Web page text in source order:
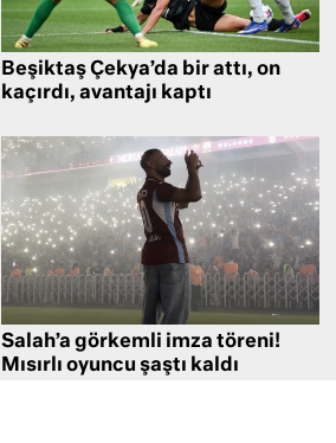
Beşiktaş Çekya’da bir attı, on
kaçırdı, avantajı kaptı
Salah’a görkemli imza töreni!
Mısırlı oyuncu şaştı kaldı